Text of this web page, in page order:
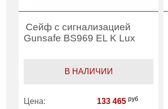
Сейф с сигнализацией
Gunsafe BS969 EL K Lux
В НАЛИЧИИ
Цена: 133 465 руб